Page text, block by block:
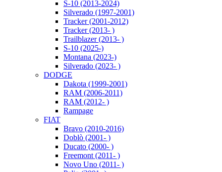
S-10 (2013-2024)
Silverado (1997-2001)
Tracker (2001-2012)
Tracker (2013- )
Trailblazer (2013- )
S-10 (2025-)
Montana (2023-)
Silverado (2023- )
DODGE
Dakota (1999-2001)
RAM (2006-2011)
RAM (2012- )
Rampage
FIAT
Bravo (2010-2016)
Doblò (2001- )
Ducato (2000- )
Freemont (2011- )
Novo Uno (2011- )